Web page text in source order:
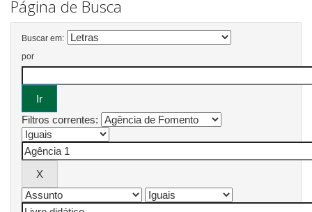
Página de Busca
Buscar em:
por
Filtros correntes: